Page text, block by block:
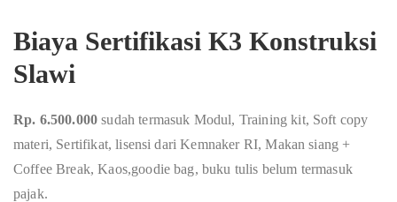
Biaya Sertifikasi K3 Konstruksi
Slawi
Rp. 6.500.000sudah termasuk Modul, Training kit, Soft copy
materi, Sertifikat, lisensi dari Kemnaker RI, Makan siang +
Coffee Break, Kaos,goodie bag, buku tulis belum termasuk
pajak.